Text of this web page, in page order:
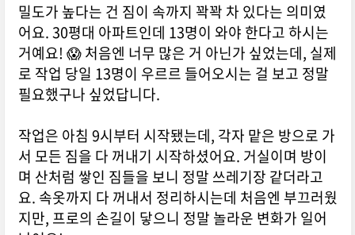
밀도가 높다는 건 짐이 속까지 꽉꽉 차 있다는 의미였
어요. 30평대 아파트인데 13명이 와야 한다고 하시는
거예요! 😱 처음엔 너무 많은 거 아닌가 싶었는데, 실제
로 작업 당일 13명이 우르르 들어오시는 걸 보고 정말
필요했구나 싶었답니다.
작업은 아침 9시부터 시작됐는데, 각자 맡은 방으로 가
서 모든 짐을 다 꺼내기 시작하셨어요. 거실이며 방이
며 산처럼 쌓인 짐들을 보니 정말 쓰레기장 같더라고
요. 속옷까지 다 꺼내서 정리하시는데 처음엔 부끄러웠
지만, 프로의 손길이 닿으니 정말 놀라운 변화가 일어